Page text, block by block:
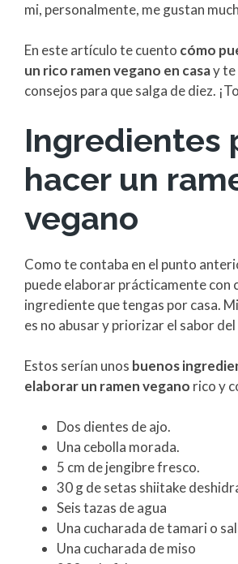
mi, personalmente, me gustan
En este artículo te cuento cómo
un rico ramen vegano en casay te
consejos para que salga de diez.
Ingredientes
hacer un
vegano
Como te contaba en el punto
puede elaborar prácticamente con
ingrediente que tengas por casa.
es no abusar y priorizar el sabor
Estos serían unos buenos
elaborar un ramen vegano rico y
Dos dientes de ajo.
Una cebolla morada.
5 cm de jengibre fresco.
30 g de setas shiitake
Seis tazas de agua
Una cucharada de tamari o
Una cucharada de miso